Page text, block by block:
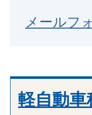
メールフ
軽自動車